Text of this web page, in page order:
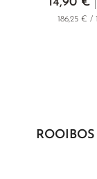
186,25 € /